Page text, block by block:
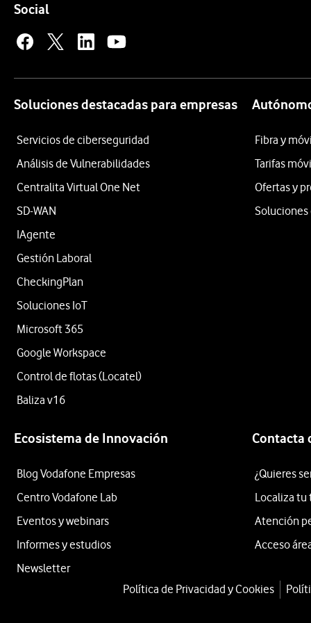
SocialEnlaces a las redes sociales de Vodafone
Soluciones destacadas para empresas
Servicios de ciberseguridad
Análisis de Vulnerabilidades
Centralita Virtual One Net
SD-WAN
IAgente
Gestión Laboral
CheckingPlan
Soluciones IoT
Microsoft 365
Google Workspace
Control de flotas (Locatel)
Baliza v16
Fibra y
Tarifas
Ofertas y
Ecosistema de Innovación
Blog Vodafone Empresas
Centro Vodafone Lab
Eventos y webinars
Informes y estudios
Newsletter
Contacta
¿Quieres
Localiza tu
Atención
Acceso
Política de Privacidad y Cookies